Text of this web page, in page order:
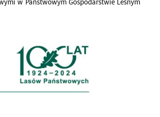
w Państwowym Gospodarstwie Leśnym